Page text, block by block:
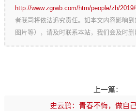
http://www.zgrwb.com/htm/people/zh/
者我司将依法追究责任。如本文内容影响到
图片等），请及时联系本站，我们会及时删
上一篇：
史云鹏：青春不悔，做自